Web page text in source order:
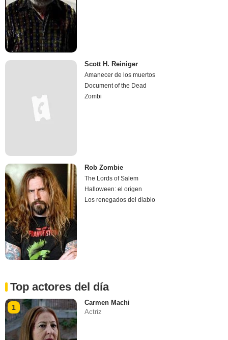
Scott H. Reiniger
Amanecer de los muertos
Document of the Dead
Zombi
Rob Zombie
The Lords of Salem
Halloween: el origen
Los renegados del diablo
Top actores del día
1
Carmen Machi
Actriz